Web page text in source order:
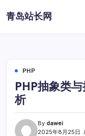
to青岛站长网
PHP
PHP抽象类
析
By dawei
2025年8月25日